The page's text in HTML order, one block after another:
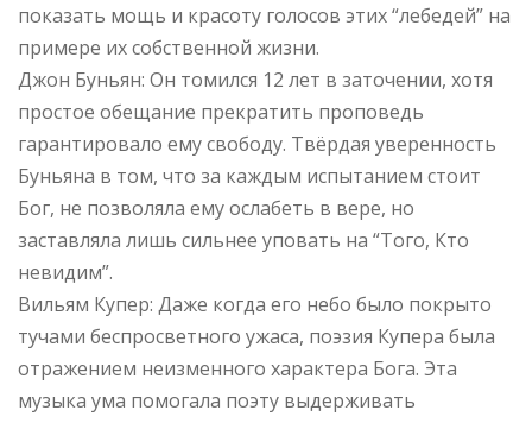
показать мощь и красоту голосов этих “лебедей” на
примере их собственной жизни.
Джон Буньян: Он томился 12 лет в заточении, хотя
простое обещание прекратить проповедь
гарантировало ему свободу. Твёрдая уверенность
Буньяна в том, что за каждым испытанием стоит
Бог, не позволяла ему ослабеть в вере, но
заставляла лишь сильнее уповать на “Того, Кто
невидим”.
Вильям Купер: Даже когда его небо было покрыто
тучами беспросветного ужаса, поэзия Купера была
отражением неизменного характера Бога. Эта
музыка ума помогала поэту выдерживать